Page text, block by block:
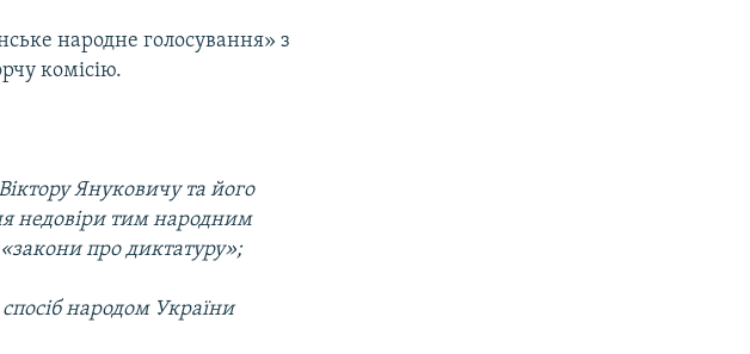
народне голосування» з
комісію.
Януковичу та його
недовіри тим народним
«закони про диктатуру»;
народом України